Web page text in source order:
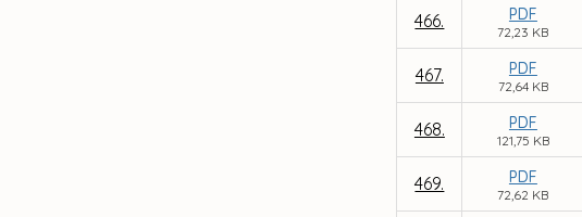
466. PDF
72,23 KB
467. PDF
72,64 KB
468. PDF
121,75 KB
469. PDF
72,62 KB